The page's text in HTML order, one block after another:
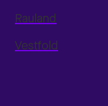
Rauland
Vestfold